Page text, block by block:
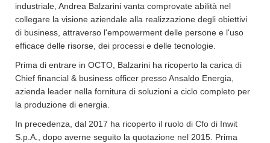
industriale, Andrea Balzarini vanta comprovate abilità nel
collegare la visione aziendale alla realizzazione degli obiettivi
di business, attraverso l'empowerment delle persone e l'uso
efficace delle risorse, dei processi e delle tecnologie.
Prima di entrare in OCTO, Balzarini ha ricoperto la carica di
Chief financial & business officer presso Ansaldo Energia,
azienda leader nella fornitura di soluzioni a ciclo completo per
la produzione di energia.
In precedenza, dal 2017 ha ricoperto il ruolo di Cfo di Inwit
S.p.A., dopo averne seguito la quotazione nel 2015. Prima